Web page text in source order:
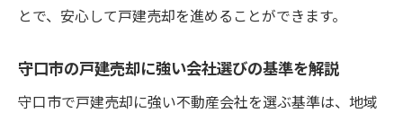
守口市で戸建売却を有利に進めるコツを紹
戸建売却に役立つ守口市の不動産会社活用
術
とで、安心して戸建売却を進めることができます。
守口市の戸建売却に強い会社選びの基準を解説
守口市で戸建売却に強い不動産会社を選ぶ基準は、地域